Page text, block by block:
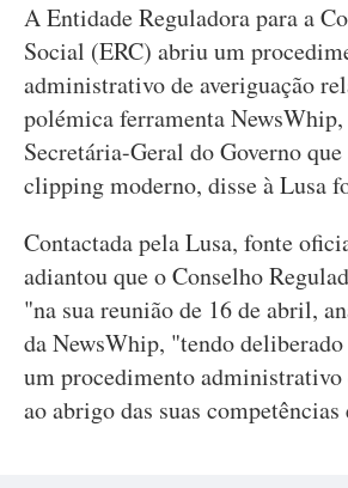
A Entidade Reguladora para a
Social (ERC) abriu um
administrativo de averiguação
polémica ferramenta
Secretária-Geral do Governo
clipping moderno, disse à Lusa
Contactada pela Lusa, fonte
adiantou que o Conselho
"na sua reunião de 16 de abril,
da NewsWhip, "tendo
um procedimento administrativo
ao abrigo das suas